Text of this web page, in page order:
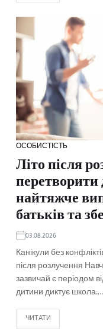
ОСОБИСТІСТЬ
Літо після
перетворити
найтяжче
батьків та
03.08.2026
Канікули без
після розлучення
зазвичай є періодом
дитини диктує школа:…
ЧИТАТИ